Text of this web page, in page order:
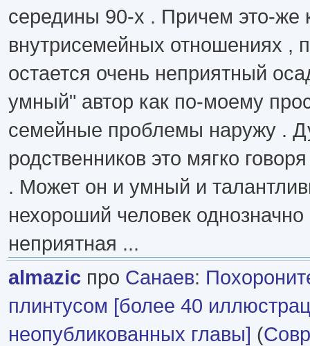
середины 90-х . Причем это-же
внутрисемейных отношениях ,
остается очень неприятный
умный" автор как по-моему
семейные проблемы наружу .
родственников это мягко
. Может он и умный и
нехороший человек однозначно
неприятная ...
almazic про Санаев:
плинтусом [более 40
неопубликованных главы] (